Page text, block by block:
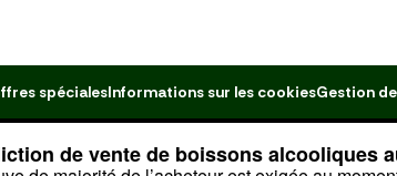
spécialesInformations sur les cookiesGestion
de vente de boissons alcooliques